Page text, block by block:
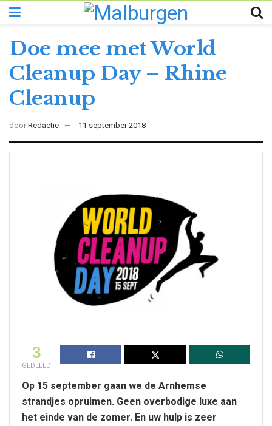
Doe mee met World
Cleanup Day – Rhine
Cleanup
door Redactie 11 september 2018
3
GEDEELD
Op 15 september gaan we de Arnhemse
strandjes opruimen. Geen overbodige luxe aan
het einde van de zomer. En uw hulp is zeer